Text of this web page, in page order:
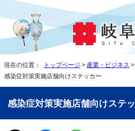
現在の位置： トップページ > 産業・ビジネス >
感染症対策実施店舗向けステッカー
感染症対策実施店舗向けステ